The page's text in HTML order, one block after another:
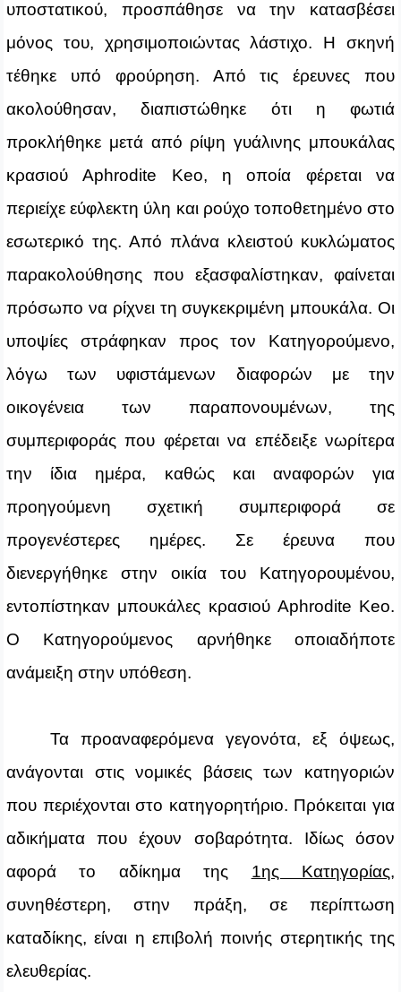
υποστατικού, προσπάθησε να την κατασβέσει
μόνος του, χρησιμοποιώντας λάστιχο. Η σκηνή
τέθηκε υπό φρούρηση. Από τις έρευνες που
ακολούθησαν, διαπιστώθηκε ότι η φωτιά
προκλήθηκε μετά από ρίψη γυάλινης μπουκάλας
κρασιού Aphrodite Keo, η οποία φέρεται να
περιείχε εύφλεκτη ύλη και ρούχο τοποθετημένο στο
εσωτερικό της. Από πλάνα κλειστού κυκλώματος
παρακολούθησης που εξασφαλίστηκαν, φαίνεται
πρόσωπο να ρίχνει τη συγκεκριμένη μπουκάλα. Οι
υποψίες στράφηκαν προς τον Κατηγορούμενο,
λόγω των υφιστάμενων διαφορών με την
οικογένεια των παραπονουμένων, της
συμπεριφοράς που φέρεται να επέδειξε νωρίτερα
την ίδια ημέρα, καθώς και αναφορών για
προηγούμενη σχετική συμπεριφορά σε
προγενέστερες ημέρες. Σε έρευνα που
διενεργήθηκε στην οικία του Κατηγορουμένου,
εντοπίστηκαν μπουκάλες κρασιού Aphrodite Keo.
Ο Κατηγορούμενος αρνήθηκε οποιαδήποτε
ανάμειξη στην υπόθεση.
Τα προαναφερόμενα γεγονότα, εξ όψεως,
ανάγονται στις νομικές βάσεις των κατηγοριών
που περιέχονται στο κατηγορητήριο. Πρόκειται για
αδικήματα που έχουν σοβαρότητα. Ιδίως όσον
αφορά το αδίκημα της 1ης Κατηγορίας,
συνηθέστερη, στην πράξη, σε περίπτωση
καταδίκης, είναι η επιβολή ποινής στερητικής της
ελευθερίας.